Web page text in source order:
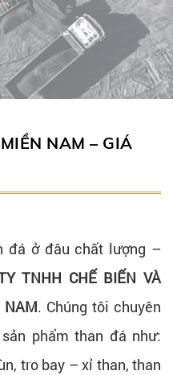
NAM – GIÁ
đá ở đâu chất lượng –
TNHH CHẾ BIẾN VÀ
NAM. Chúng tôi chuyên
phẩm than đá như:
tro bay – xỉ than, than